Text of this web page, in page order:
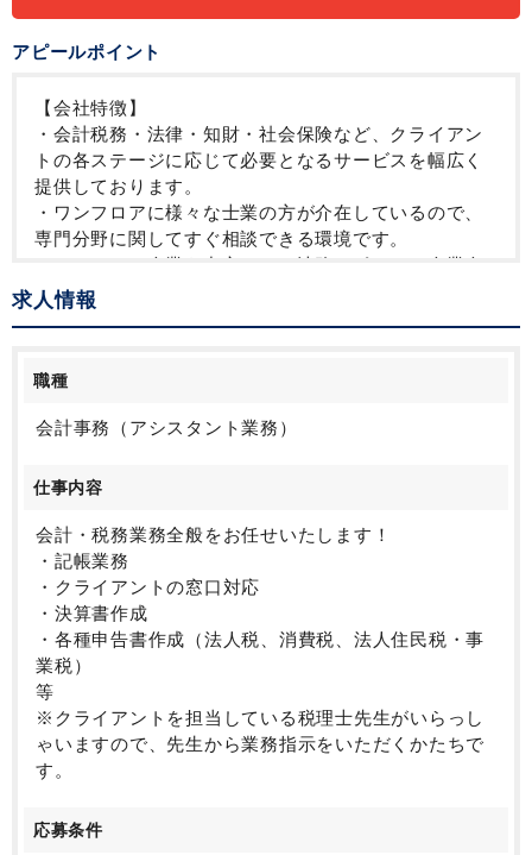
アピールポイント
【会社特徴】
・会計税務・法律・知財・社会保険など、クライアン
トの各ステージに応じて必要となるサービスを幅広く
提供しております。
・ワンフロアに様々な士業の方が介在しているので、
専門分野に関してすぐ相談できる環境です。
・ベンチャー企業を中心とした法務サポート、企業会
計、法人税務に強味強みのある事務所です。IPOの累
計実績は110件を超えます。
【働き方】
・年間休日123日
・在宅制度あり！週2日ほどの在宅勤務可能です◎（業
・定時は9:00～18:00ですが、時短勤務もご相談可能で
す◎
・15:00から10分間休憩タイムがあります
・クライアントが法人のみで個人の確定申告がないた
め、繁忙期・閑散期の波がそこまでなく、ワークライ
フバランスも取りやすいです
【職場環境】
・様々な士業の部門があり、グループ全体としては160
名ほどですが、会計・税務部門は17名です。
・部門の垣根を超えたメンバーシャッフルランチの開
催や、サークル活動など、会計事務所以外に所属する
ため、わからないことも聞きやすい職場です◎
求人情報
職種
会計事務（アシスタント業務）
仕事内容
会計・税務業務全般をお任せいたします！
・記帳業務
・クライアントの窓口対応
・決算書作成
・各種申告書作成（法人税、消費税、法人住民税・事
業税）
等
※クライアントを担当している税理士先生がいらっし
ゃいますので、先生から業務指示をいただくかたちで
す。
応募条件